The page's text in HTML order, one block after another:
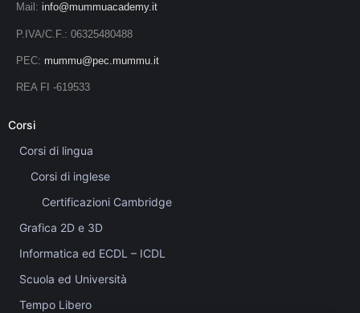
Mail: info@mummuacademy.it
P.IVA/C.F.: 06325480488
PEC: mummu@pec.mummu.it
REA FI -619533
Corsi
Corsi di lingua
Corsi di inglese
Certificazioni Cambridge
Grafica 2D e 3D
Informatica ed ECDL – ICDL
Scuola ed Università
Tempo Libero